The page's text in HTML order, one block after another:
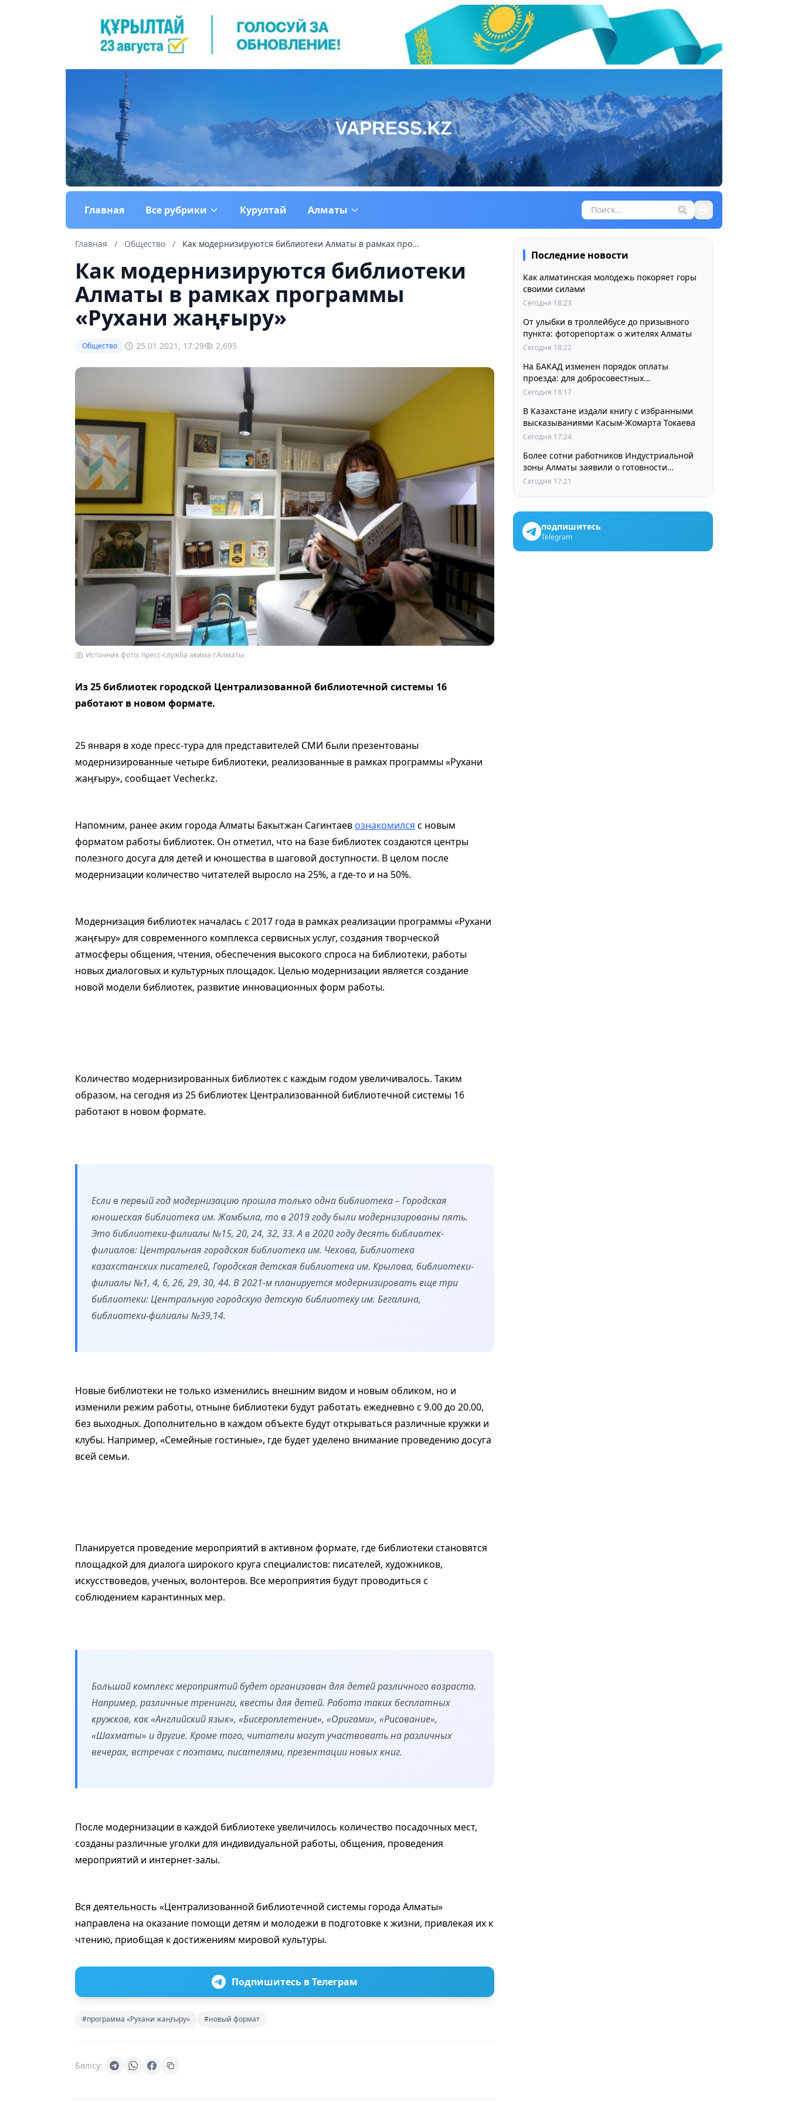
Главная Все рубрики Курултай Алматы
Главная / Общество / Как модернизируются библиотеки Алматы в рамках про...
Как модернизируются библиотеки
Алматы в рамках программы
«Рухани жаңғыру»
Общество 25.01.2021, 17:29 2,695
Источник фото: пресс-служба акима г.Алматы
Из 25 библиотек городской Централизованной библиотечной системы 16
работают в новом формате.
25 января в ходе пресс-тура для представителей СМИ были презентованы
модернизированные четыре библиотеки, реализованные в рамках программы «Рухани
жаңғыру», сообщает Vecher.kz.
Напомним, ранее аким города Алматы Бакытжан Сагинтаев ознакомился с новым
форматом работы библиотек. Он отметил, что на базе библиотек создаются центры
полезного досуга для детей и юношества в шаговой доступности. В целом после
модернизации количество читателей выросло на 25%, а где-то и на 50%.
Модернизация библиотек началась с 2017 года в рамках реализации программы «Рухани
жаңғыру» для современного комплекса сервисных услуг, создания творческой
атмосферы общения, чтения, обеспечения высокого спроса на библиотеки, работы
новых диалоговых и культурных площадок. Целью модернизации является создание
новой модели библиотек, развитие инновационных форм работы.
Количество модернизированных библиотек с каждым годом увеличивалось. Таким
образом, на сегодня из 25 библиотек Централизованной библиотечной системы 16
работают в новом формате.
Если в первый год модернизацию прошла только одна библиотека – Городская
юношеская библиотека им. Жамбыла, то в 2019 году были модернизированы пять.
Это библиотеки-филиалы №15, 20, 24, 32, 33. А в 2020 году десять библиотек-
филиалов: Центральная городская библиотека им. Чехова, Библиотека
казахстанских писателей, Городская детская библиотека им. Крылова, библиотеки-
филиалы №1, 4, 6, 26, 29, 30, 44. В 2021-м планируется модернизировать еще три
библиотеки: Центральную городскую детскую библиотеку им. Бегалина,
библиотеки-филиалы №39,14.
Новые библиотеки не только изменились внешним видом и новым обликом, но и
изменили режим работы, отныне библиотеки будут работать ежедневно с 9.00 до 20.00,
без выходных. Дополнительно в каждом объекте будут открываться различные кружки и
клубы. Например, «Семейные гостиные», где будет уделено внимание проведению досуга
всей семьи.
Планируется проведение мероприятий в активном формате, где библиотеки становятся
площадкой для диалога широкого круга специалистов: писателей, художников,
искусствоведов, ученых, волонтеров. Все мероприятия будут проводиться с
соблюдением карантинных мер.
Большой комплекс мероприятий будет организован для детей различного возраста.
Например, различные тренинги, квесты для детей. Работа таких бесплатных
кружков, как «Английский язык», «Бисероплетение», «Оригами», «Рисование»,
«Шахматы» и другие. Кроме того, читатели могут участвовать на различных
вечерах, встречах с поэтами, писателями, презентации новых книг.
После модернизации в каждой библиотеке увеличилось количество посадочных мест,
созданы различные уголки для индивидуальной работы, общения, проведения
мероприятий и интернет-залы.
Вся деятельность «Централизованной библиотечной системы города Алматы»
направлена на оказание помощи детям и молодежи в подготовке к жизни, привлекая их к
чтению, приобщая к достижениям мировой культуры.
Подпишитесь в Телеграм
#программа «Рухани жаңғыру» #новый формат
Бөлісу:
Последние новости
Как алматинская молодежь покоряет горы
своими силами
Сегодня 18:23
От улыбки в троллейбусе до призывного
пункта: фоторепортаж о жителях Алматы
Сегодня 18:22
На БАКАД изменен порядок оплаты
проезда: для добросовестных
пользователей стоимость остается
Сегодня 18:17
В Казахстане издали книгу с избранными
высказываниями Касым-Жомарта Токаева
Сегодня 17:24
Более сотни работников Индустриальной
зоны Алматы заявили о готовности
принять участие в выборах членов
Сегодня 17:21
подпишитесь
Telegram